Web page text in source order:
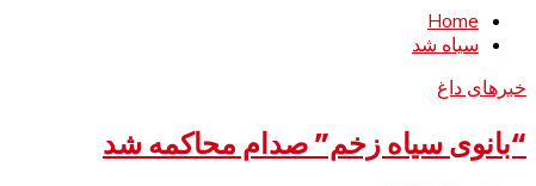
Home
سیاه شد
خبرهای داغ
“بانوی سیاه زخم” صدام محاکمه شد